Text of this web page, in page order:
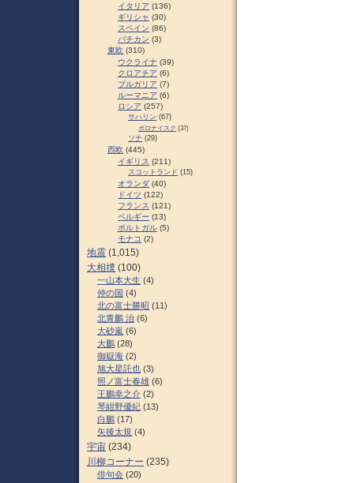
イタリア (136)
ギリシャ (30)
スペイン (86)
バチカン (3)
東欧 (310)
ウクライナ (39)
クロアチア (6)
ブルガリア (7)
ルーマニア (6)
ロシア (257)
サハリン (67)
ポロナイスク (37)
ソチ (29)
西欧 (445)
イギリス (211)
スコットランド (15)
オランダ (40)
ドイツ (122)
フランス (121)
ベルギー (13)
ポルトガル (5)
モナコ (2)
地震 (1,015)
大相撲 (100)
一山本大生 (4)
仲の国 (4)
北の富士勝昭 (11)
北青鵬 治 (6)
大砂嵐 (6)
大鵬 (28)
御嶽海 (2)
旭大星託也 (3)
照ノ富士春雄 (6)
王鵬幸之介 (2)
琴紺野優紀 (13)
白鵬 (17)
矢後太規 (4)
宇宙 (234)
川柳コーナー (235)
俳句会 (20)